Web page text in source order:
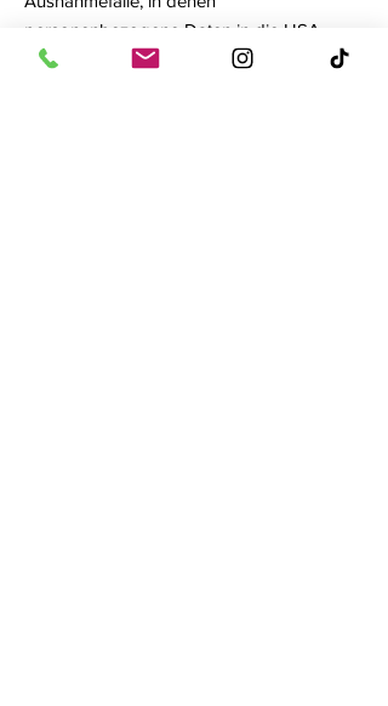
personenbezogene Daten in die USA
übertragen werden, hat sich Google dem